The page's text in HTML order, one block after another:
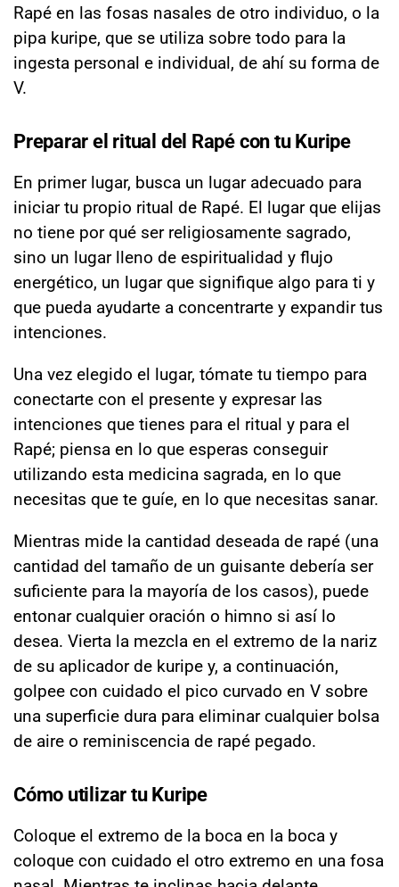
Rapé en las fosas nasales de otro individuo, o la
pipa kuripe, que se utiliza sobre todo para la
ingesta personal e individual, de ahí su forma de
V.
Preparar el ritual del Rapé con tu Kuripe
En primer lugar, busca un lugar adecuado para
iniciar tu propio ritual de Rapé. El lugar que elijas
no tiene por qué ser religiosamente sagrado,
sino un lugar lleno de espiritualidad y flujo
energético, un lugar que signifique algo para ti y
que pueda ayudarte a concentrarte y expandir tus
intenciones.
Una vez elegido el lugar, tómate tu tiempo para
conectarte con el presente y expresar las
intenciones que tienes para el ritual y para el
Rapé; piensa en lo que esperas conseguir
utilizando esta medicina sagrada, en lo que
necesitas que te guíe, en lo que necesitas sanar.
Mientras mide la cantidad deseada de rapé (una
cantidad del tamaño de un guisante debería ser
suficiente para la mayoría de los casos), puede
entonar cualquier oración o himno si así lo
desea. Vierta la mezcla en el extremo de la nariz
de su aplicador de kuripe y, a continuación,
golpee con cuidado el pico curvado en V sobre
una superficie dura para eliminar cualquier bolsa
de aire o reminiscencia de rapé pegado.
Cómo utilizar tu Kuripe
Coloque el extremo de la boca en la boca y
coloque con cuidado el otro extremo en una fosa